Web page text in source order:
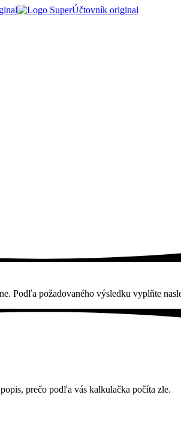
Podľa požadovaného výsledku vyplňte
prečo podľa vás kalkulačka počíta zle.